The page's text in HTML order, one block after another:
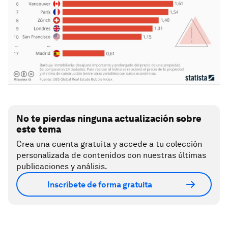
No te pierdas ninguna actualización sobre
este tema
Crea una cuenta gratuita y accede a tu colección
personalizada de contenidos con nuestras últimas
publicaciones y análisis.
Inscríbete de forma gratuita